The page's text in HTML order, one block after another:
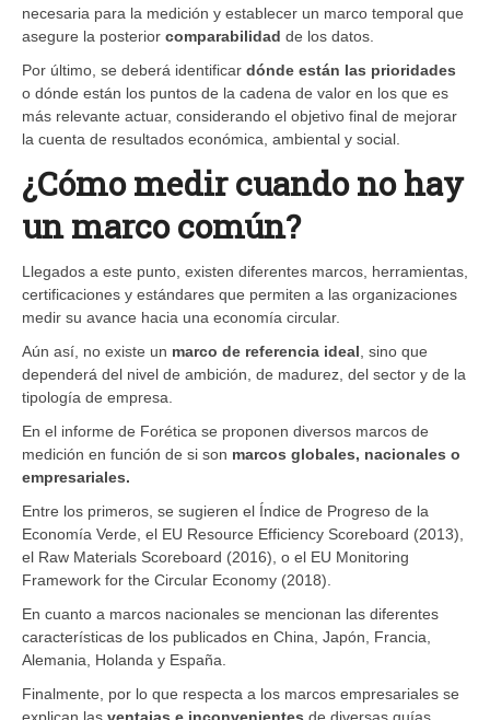
necesaria para la medición y establecer un marco temporal que
asegure la posterior comparabilidad de los datos.
Por último, se deberá identificar dónde están las prioridades
o dónde están los puntos de la cadena de valor en los que es
más relevante actuar, considerando el objetivo final de mejorar
la cuenta de resultados económica, ambiental y social.
¿Cómo medir cuando no hay
un marco común?
Llegados a este punto, existen diferentes marcos, herramientas,
certificaciones y estándares que permiten a las organizaciones
medir su avance hacia una economía circular.
Aún así, no existe un marco de referencia ideal , sino que
dependerá del nivel de ambición, de madurez, del sector y de la
tipología de empresa.
En el informe de Forética se proponen diversos marcos de
medición en función de si son marcos globales, nacionales o
empresariales.
Entre los primeros, se sugieren el Índice de Progreso de la
Economía Verde, el EU Resource Efficiency Scoreboard (2013),
el Raw Materials Scoreboard (2016), o el EU Monitoring
Framework for the Circular Economy (2018).
En cuanto a marcos nacionales se mencionan las diferentes
características de los publicados en China, Japón, Francia,
Alemania, Holanda y España.
Finalmente, por lo que respecta a los marcos empresariales se
explican las ventajas e inconvenientes de diversas guías,